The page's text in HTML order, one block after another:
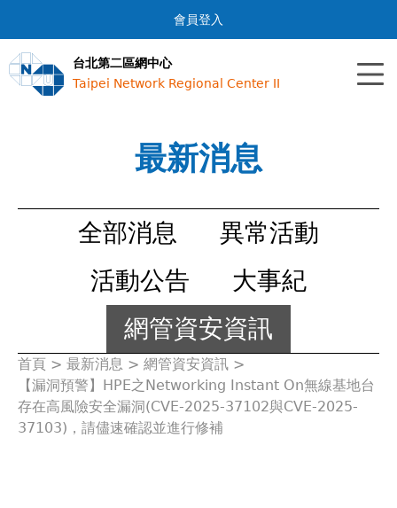
Jump to navigation
會員登入
台北第二區網中心
Taipei Network Regional Center II
最新消息
全部消息
異常活動
活動公告
大事紀
網管資安資訊
您
在
首頁 > 最新消息 > 網管資安資訊 >
【漏洞預警】HPE之Networking Instant On無線基地台
存在高風險安全漏洞(CVE-2025-37102與CVE-2025-
37103)，請儘速確認並進行修補